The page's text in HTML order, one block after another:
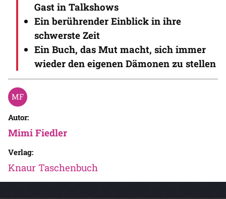
Gast in Talkshows
Ein berührender Einblick in ihre
schwerste Zeit
Ein Buch, das Mut macht, sich immer
wieder den eigenen Dämonen zu stellen
Autor:
Mimi Fiedler
Verlag:
Knaur Taschenbuch